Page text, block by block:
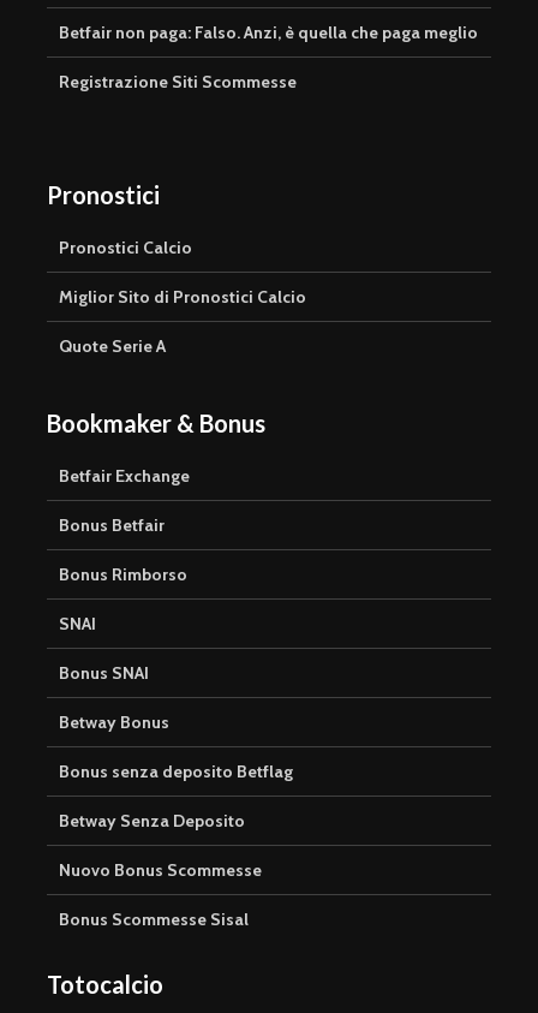
Betfair non paga: Falso. Anzi, è quella che paga meglio
Registrazione Siti Scommesse
Pronostici
Pronostici Calcio
Miglior Sito di Pronostici Calcio
Quote Serie A
Bookmaker & Bonus
Betfair Exchange
Bonus Betfair
Bonus Rimborso
SNAI
Bonus SNAI
Betway Bonus
Bonus senza deposito Betflag
Betway Senza Deposito
Nuovo Bonus Scommesse
Bonus Scommesse Sisal
Totocalcio